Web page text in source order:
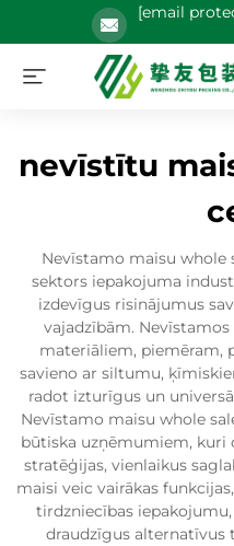
[email
nevīstītu
Nevīstamo maisu whole
sektors iepakojuma
izdevīgus risinājumus
vajadzībām.
materiāliem, piemēram,
savieno ar siltumu,
radot izturīgus un
Nevīstamo maisu whole
būtiska uzņēmumiem, kuri
stratēģijas, vienlaikus
maisi veic vairākas
tirdzniecības
draudzīgus alternatīvus